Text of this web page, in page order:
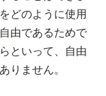
どのように使用
由であるためで
といって、自由
りません。